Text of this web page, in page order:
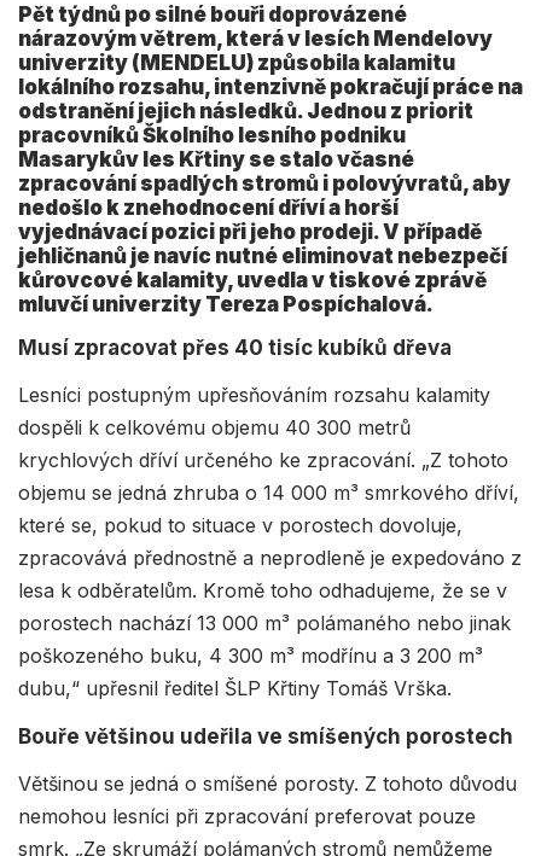
Pět týdnů po silné bouři doprovázené
nárazovým větrem, která v lesích Mendelovy
univerzity (MENDELU) způsobila kalamitu
lokálního rozsahu, intenzivně pokračují práce na
odstranění jejich následků. Jednou z priorit
pracovníků Školního lesního podniku
Masarykův les Křtiny se stalo včasné
zpracování spadlých stromů i polovývratů, aby
nedošlo k znehodnocení dříví a horší
vyjednávací pozici při jeho prodeji. V případě
jehličnanů je navíc nutné eliminovat nebezpečí
kůrovcové kalamity, uvedla v tiskové zprávě
mluvčí univerzity Tereza Pospíchalová.
Musí zpracovat přes 40 tisíc kubíků dřeva
Lesníci postupným upřesňováním rozsahu kalamity
dospěli k celkovému objemu 40 300 metrů
krychlových dříví určeného ke zpracování. „Z tohoto
objemu se jedná zhruba o 14 000 m³ smrkového dříví,
které se, pokud to situace v porostech dovoluje,
zpracovává přednostně a neprodleně je expedováno z
lesa k odběratelům. Kromě toho odhadujeme, že se v
porostech nachází 13 000 m³ polámaného nebo jinak
poškozeného buku, 4 300 m³ modřínu a 3 200 m³
dubu,“ upřesnil ředitel ŠLP Křtiny Tomáš Vrška.
Bouře většinou udeřila ve smíšených porostech
Většinou se jedná o smíšené porosty. Z tohoto důvodu
nemohou lesníci při zpracování preferovat pouze
smrk. „Ze skrumáží polámaných stromů nemůžeme